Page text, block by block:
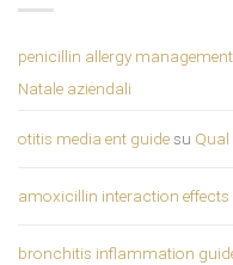
penicillin allergy management
Natale aziendali
otitis media ent guidesu Qual
amoxicillin interaction effects
bronchitis inflammation